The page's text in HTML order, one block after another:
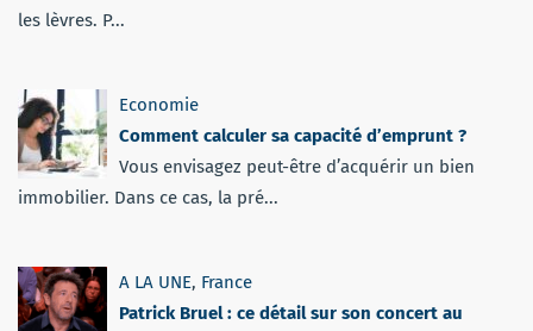
les lèvres. P...
Economie
Comment calculer sa capacité d’emprunt ?
Vous envisagez peut-être d’acquérir un bien
immobilier. Dans ce cas, la pré...
A LA UNE, France
Patrick Bruel : ce détail sur son concert au